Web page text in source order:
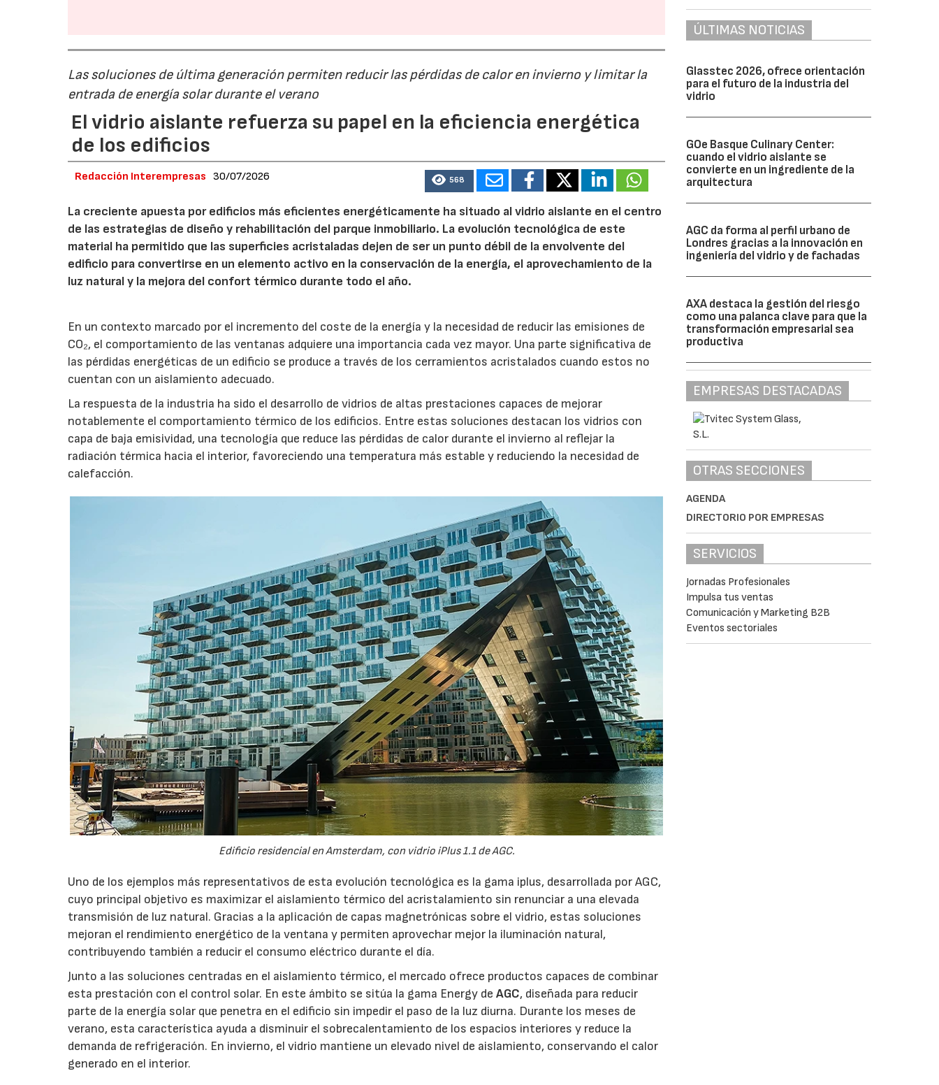
Las soluciones de última generación permiten reducir las pérdidas de calor en invierno y limitar la
entrada de energía solar durante el verano
El vidrio aislante refuerza su papel en la eficiencia energética
de los edificios
Redacción Interempresas 30/07/2026 568
La creciente apuesta por edificios más eficientes energéticamente ha situado al vidrio aislante en el centro
de las estrategias de diseño y rehabilitación del parque inmobiliario. La evolución tecnológica de este
material ha permitido que las superficies acristaladas dejen de ser un punto débil de la envolvente del
edificio para convertirse en un elemento activo en la conservación de la energía, el aprovechamiento de la
luz natural y la mejora del confort térmico durante todo el año.
En un contexto marcado por el incremento del coste de la energía y la necesidad de reducir las emisiones de
CO₂, el comportamiento de las ventanas adquiere una importancia cada vez mayor. Una parte significativa de
las pérdidas energéticas de un edificio se produce a través de los cerramientos acristalados cuando estos no
cuentan con un aislamiento adecuado.
La respuesta de la industria ha sido el desarrollo de vidrios de altas prestaciones capaces de mejorar
notablemente el comportamiento térmico de los edificios. Entre estas soluciones destacan los vidrios con
capa de baja emisividad, una tecnología que reduce las pérdidas de calor durante el invierno al reflejar la
radiación térmica hacia el interior, favoreciendo una temperatura más estable y reduciendo la necesidad de
calefacción.
Edificio residencial en Amsterdam, con vidrio iPlus 1.1 de AGC.
Uno de los ejemplos más representativos de esta evolución tecnológica es la gama iplus, desarrollada por AGC,
cuyo principal objetivo es maximizar el aislamiento térmico del acristalamiento sin renunciar a una elevada
transmisión de luz natural. Gracias a la aplicación de capas magnetrónicas sobre el vidrio, estas soluciones
mejoran el rendimiento energético de la ventana y permiten aprovechar mejor la iluminación natural,
contribuyendo también a reducir el consumo eléctrico durante el día.
Junto a las soluciones centradas en el aislamiento térmico, el mercado ofrece productos capaces de combinar
esta prestación con el control solar. En este ámbito se sitúa la gama Energy de AGC, diseñada para reducir
parte de la energía solar que penetra en el edificio sin impedir el paso de la luz diurna. Durante los meses de
verano, esta característica ayuda a disminuir el sobrecalentamiento de los espacios interiores y reduce la
demanda de refrigeración. En invierno, el vidrio mantiene un elevado nivel de aislamiento, conservando el calor
generado en el interior.
ÚLTIMAS NOTICIAS
Glasstec 2026, ofrece orientación
para el futuro de la industria del
vidrio
GOe Basque Culinary Center:
cuando el vidrio aislante se
convierte en un ingrediente de la
arquitectura
AGC da forma al perfil urbano de
Londres gracias a la innovación en
ingeniería del vidrio y de fachadas
AXA destaca la gestión del riesgo
como una palanca clave para que la
transformación empresarial sea
productiva
EMPRESAS DESTACADAS
OTRAS SECCIONES
AGENDA
DIRECTORIO POR EMPRESAS
SERVICIOS
Jornadas Profesionales
Impulsa tus ventas
Comunicación y Marketing B2B
Eventos sectoriales